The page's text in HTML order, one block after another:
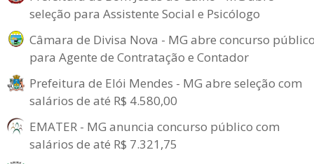
seleção para Assistente Social e Psicólogo
Câmara de Divisa Nova - MG abre concurso
para Agente de Contratação e Contador
Prefeitura de Elói Mendes - MG abre seleção com
salários de até R$ 4.580,00
EMATER - MG anuncia concurso público com
salários de até R$ 7.321,75